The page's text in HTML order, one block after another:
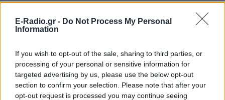
E-Radio.gr - Do Not Process My Personal
Information
If you wish to opt-out of the sale, sharing to third parties, or
processing of your personal or sensitive information for
targeted advertising by us, please use the below opt-out
section to confirm your selection. Please note that after your
opt-out request is processed you may continue seeing